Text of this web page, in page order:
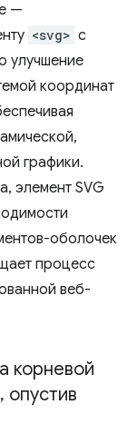
—
<svg> с
улучшение
координат
графики.
элемент SVG
оболочек
процесс
веб-
корневой
, опустив